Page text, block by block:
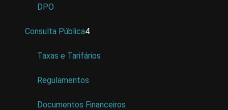
DPO
Consulta Pública4
Taxas e Tarifários
Regulamentos
Documentos Financeiros